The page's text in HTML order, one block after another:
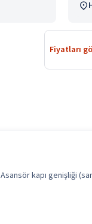
Fiyatları
Asansör kapı genişliği